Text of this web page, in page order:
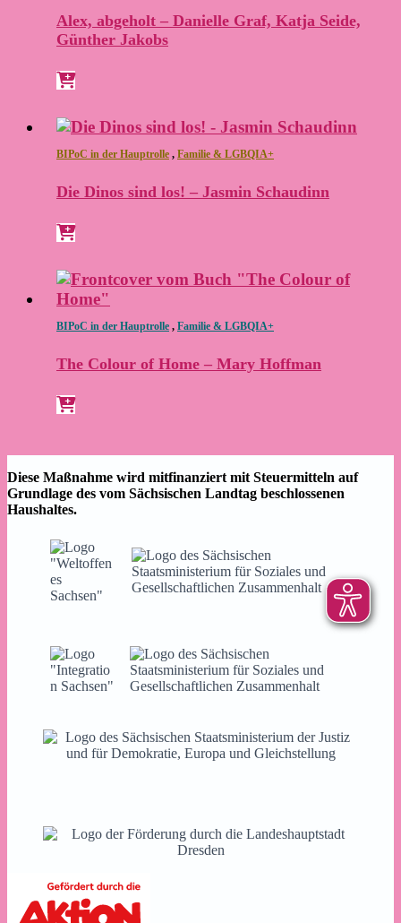
Alex, abgeholt – Danielle Graf, Katja Seide,
Günther Jakobs
BIPoC in der Hauptrolle , Familie & LGBQIA+
Die Dinos sind los! – Jasmin Schaudinn
BIPoC in der Hauptrolle , Familie & LGBQIA+
The Colour of Home – Mary Hoffman
Diese Maßnahme wird mitfinanziert mit Steuermitteln auf
Grundlage des vom Sächsischen Landtag beschlossenen
Haushaltes.